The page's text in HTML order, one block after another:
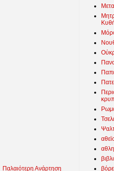
Παλαιότερη Ανάρτηση